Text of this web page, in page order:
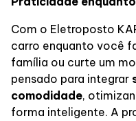
Com o Eletroposto
carro enquanto você
família ou curte um
pensado para integrar
comodidade,
forma inteligente. A